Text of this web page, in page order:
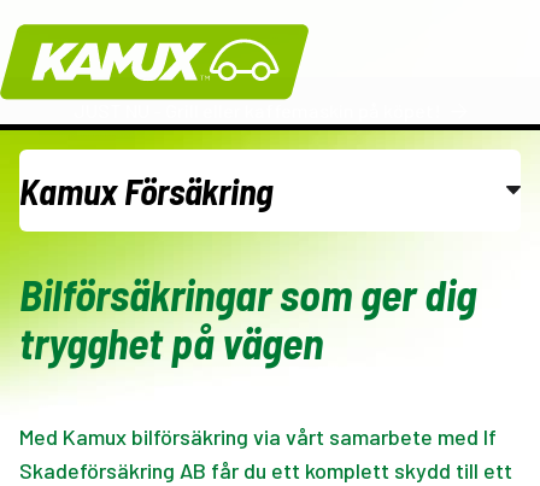
Kamux
Kamux Försäkring
Kamux Finansiering
Reservera bilen
Bilförsäkringar som ger dig
trygghet på vägen
Med Kamux bilförsäkring via vårt samarbete med If
Skadeförsäkring AB får du ett komplett skydd till ett